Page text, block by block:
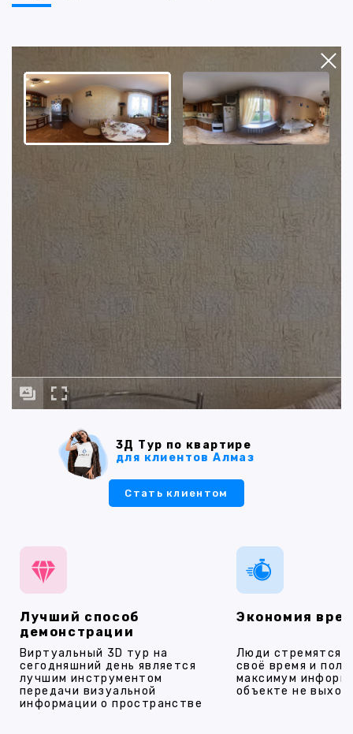
3Д Тур по квартире
для клиентов Алмаз
Стать клиентом
Лучший способ
демонстрации
Виртуальный 3D тур на
сегодняшний день является
лучшим инструментом
передачи визуальной
информации о пространстве
Экономия
Люди стремятся
своё время и
максимум
объекте не